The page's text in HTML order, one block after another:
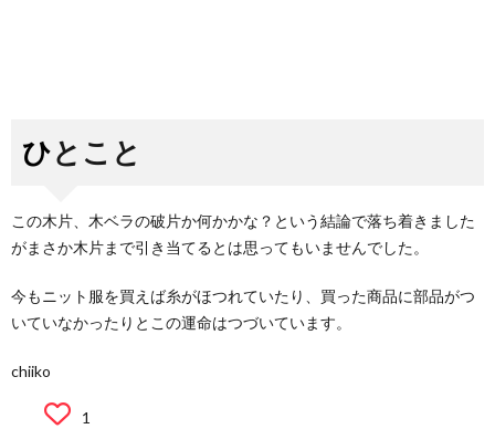
ひとこと
この木片、木ベラの破片か何かかな？という結論で落ち着きました
がまさか木片まで引き当てるとは思ってもいませんでした。
今もニット服を買えば糸がほつれていたり、買った商品に部品がつ
いていなかったりとこの運命はつづいています。
chiiko
1